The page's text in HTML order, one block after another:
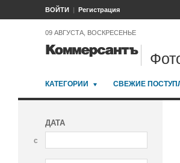
ВОЙТИ Регистрация
09 АВГУСТА, ВОСКРЕСЕНЬЕ
КАТЕГОРИИ СВЕЖИЕ
ДАТА
с